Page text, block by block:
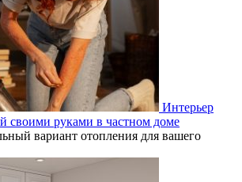
Интерьер
своими руками в частном доме
вариант отопления для вашего